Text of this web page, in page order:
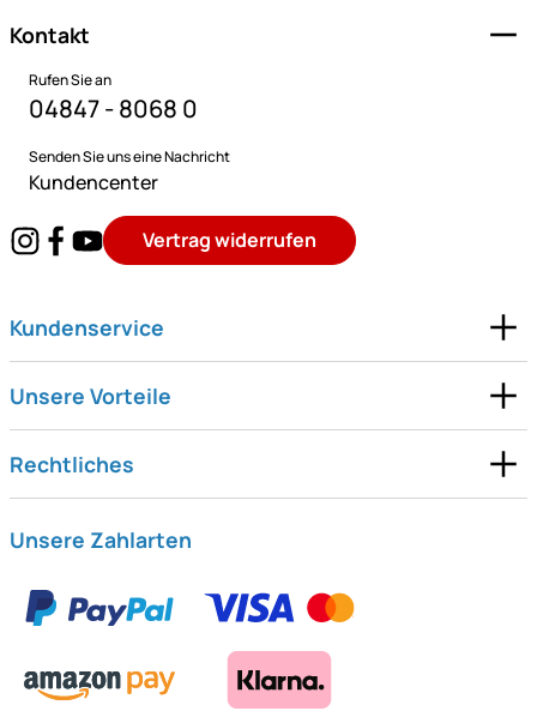
Kontakt
Rufen Sie an
04847 - 8068 0
Senden Sie uns eine Nachricht
Kundencenter
Vertrag widerrufen
Kundenservice
Unsere Vorteile
Rechtliches
Unsere Zahlarten